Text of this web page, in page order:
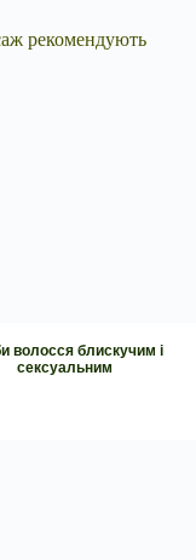
рекомендують
волосся блискучим і
сексуальним